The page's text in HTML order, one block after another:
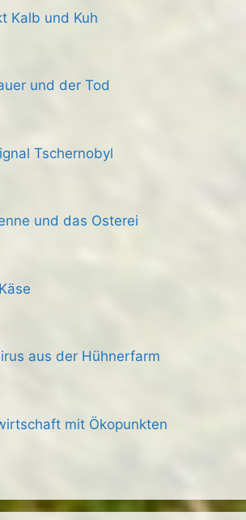
Kalb und Kuh
und der Tod
Tschernobyl
und das Osterei
aus der Hühnerfarm
mit Ökopunkten